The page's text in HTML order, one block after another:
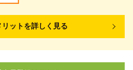
リットを詳しく見る